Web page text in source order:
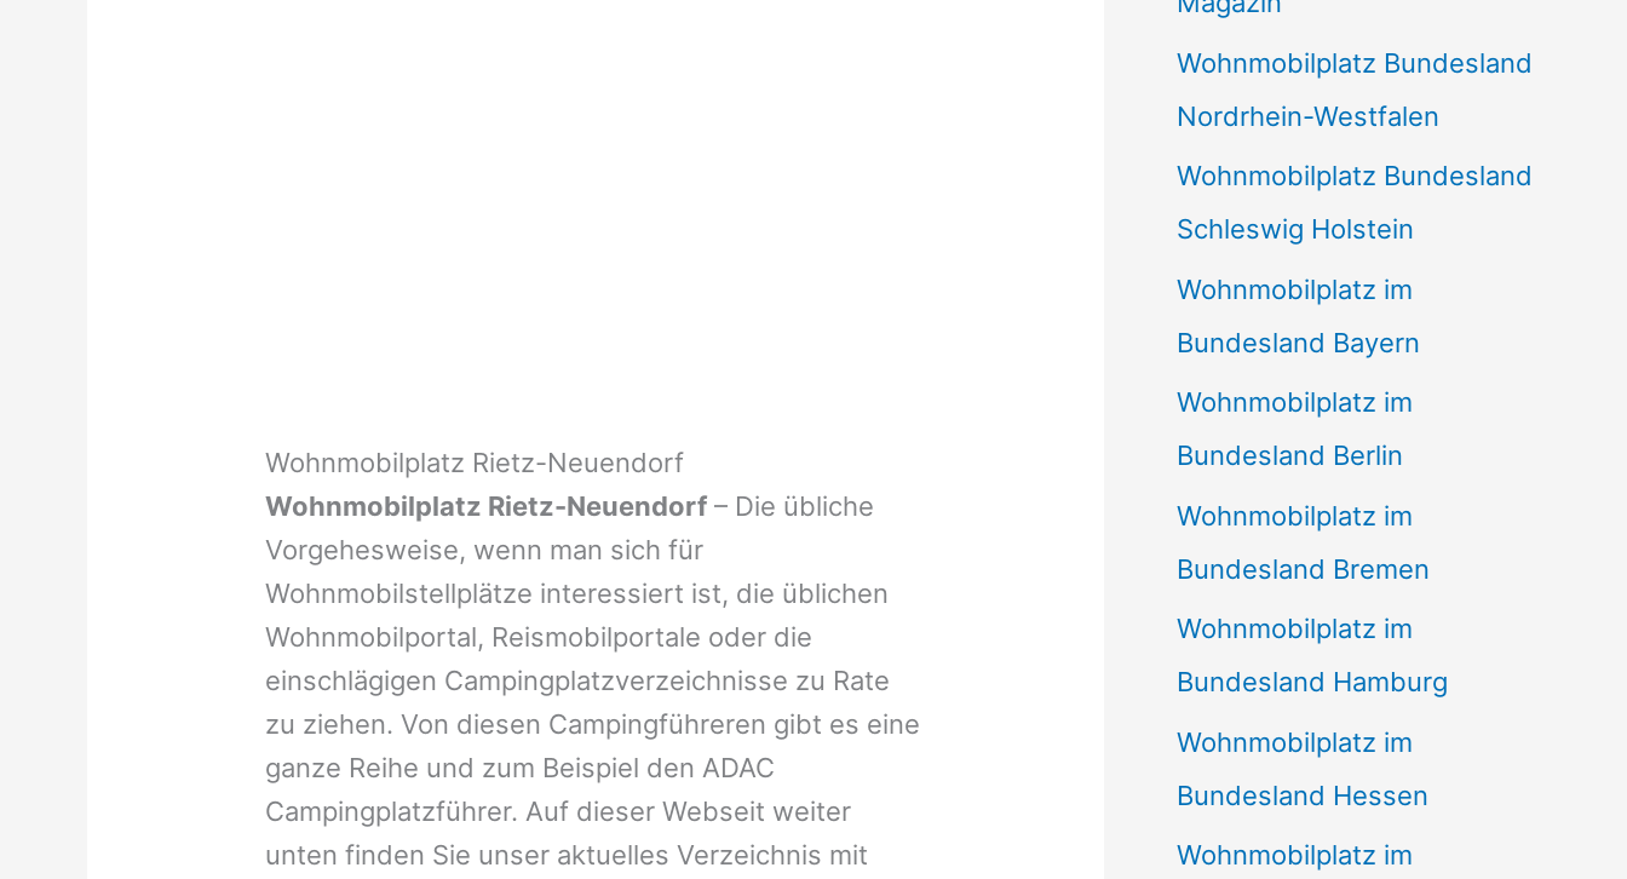
Wohnmobilplatz Rietz-Neuendorf
Wohnmobilplatz Rietz-Neuendorf– Die übliche
Vorgehesweise, wenn man sich für
Wohnmobilstellplätze interessiert ist, die üblichen
Wohnmobilportal, Reismobilportale oder die
einschlägigen Campingplatzverzeichnisse zu Rate
zu ziehen. Von diesen Campingführeren gibt es eine
ganze Reihe und zum Beispiel den ADAC
Campingplatzführer. Auf dieser Webseit weiter
unten finden Sie unser aktuelles Verzeichnis mit
Wohnmobilplatz Bundesland
Nordrhein-Westfalen
Wohnmobilplatz Bundesland
Schleswig Holstein
Wohnmobilplatz im
Bundesland Bayern
Wohnmobilplatz im
Bundesland Berlin
Wohnmobilplatz im
Bundesland Bremen
Wohnmobilplatz im
Bundesland Hamburg
Wohnmobilplatz im
Bundesland Hessen
Wohnmobilplatz im